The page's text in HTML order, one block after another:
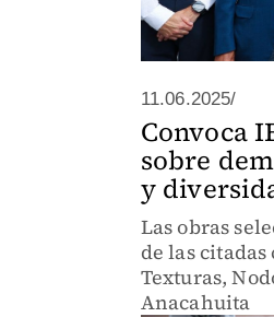
11.06.2025/
Convoca
sobre
y
Las obras
de las
Texturas,
Anacahuita